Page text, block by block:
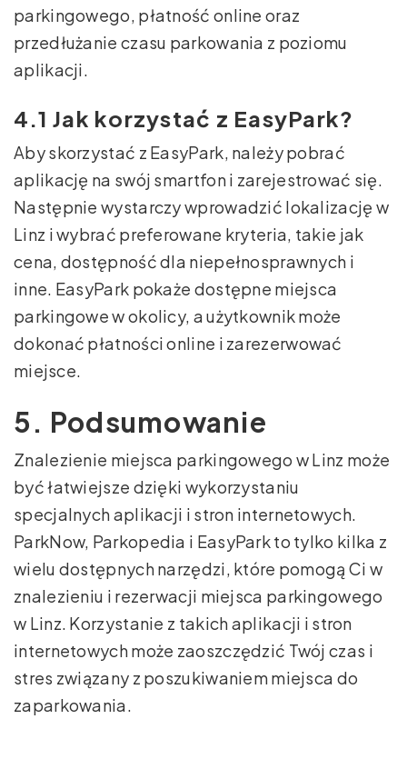
parkingowego, płatność online oraz
przedłużanie czasu parkowania z poziomu
aplikacji.
4.1 Jak korzystać z EasyPark?
Aby skorzystać z EasyPark, należy pobrać
aplikację na swój smartfon i zarejestrować się.
Następnie wystarczy wprowadzić lokalizację w
Linz i wybrać preferowane kryteria, takie jak
cena, dostępność dla niepełnosprawnych i
inne. EasyPark pokaże dostępne miejsca
parkingowe w okolicy, a użytkownik może
dokonać płatności online i zarezerwować
miejsce.
5. Podsumowanie
Znalezienie miejsca parkingowego w Linz może
być łatwiejsze dzięki wykorzystaniu
specjalnych aplikacji i stron internetowych.
ParkNow, Parkopedia i EasyPark to tylko kilka z
wielu dostępnych narzędzi, które pomogą Ci w
znalezieniu i rezerwacji miejsca parkingowego
w Linz. Korzystanie z takich aplikacji i stron
internetowych może zaoszczędzić Twój czas i
stres związany z poszukiwaniem miejsca do
zaparkowania.